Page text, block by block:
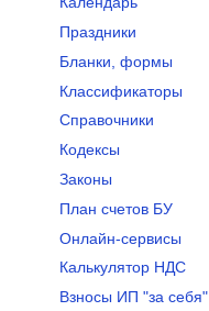
Праздники
Бланки, формы
Классификаторы
Справочники
Кодексы
Законы
План счетов БУ
Онлайн-сервисы
Калькулятор НДС
Взносы ИП "за себя"